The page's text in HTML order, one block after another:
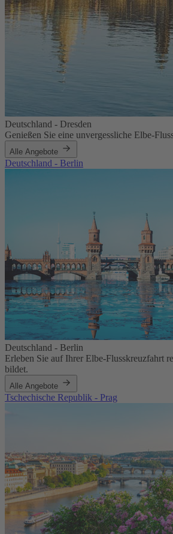
Deutschland - Dresden
Genießen Sie eine unvergessliche Elbe-
Alle Angebote
Deutschland - Berlin
Deutschland - Berlin
Erleben Sie auf Ihrer Elbe-Flusskreuzfahrt
bildet.
Alle Angebote
Tschechische Republik - Prag